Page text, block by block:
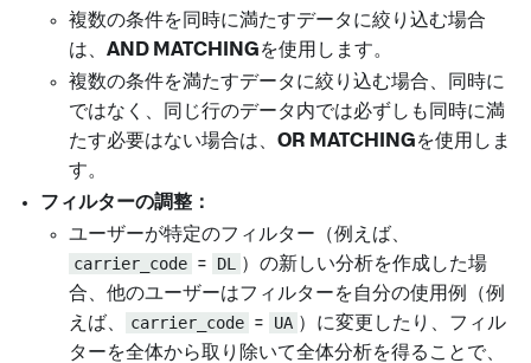
複数の条件を同時に満たすデータに絞り込む場合
は、 AND MATCHINGを使用します。
複数の条件を満たすデータに絞り込む場合、同時に
ではなく、同じ行のデータ内では必ずしも同時に満
たす必要はない場合は、 OR MATCHINGを使用しま
す。
フィルターの調整：
ユーザーが特定のフィルター（例えば、
carrier_code = DL
）の新しい分析を作成した場
合、他のユーザーはフィルターを自分の使用例（例
えば、
carrier_code = UA ）に変更したり、フィル
ターを全体から取り除いて全体分析を得ることで、